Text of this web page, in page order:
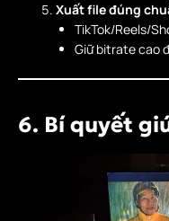
Xuất file đúng
TikTok/Reels/
Giữ bitrate cao
6. Bí quyết